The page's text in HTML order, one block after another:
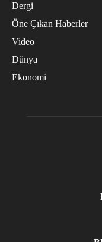
Dergi
Öne Çıkan Haberler
Video
Dünya
Ekonomi